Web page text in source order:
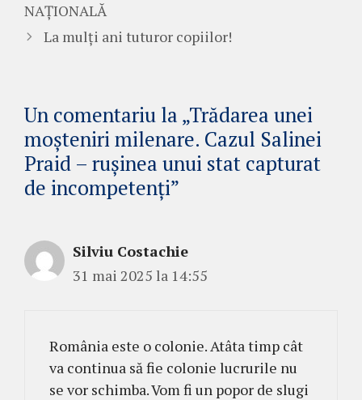
NAȚIONALĂ
La mulți ani tuturor copiilor!
Un comentariu la „Trădarea unei
moșteniri milenare. Cazul Salinei
Praid – rușinea unui stat capturat
de incompetenți”
Silviu Costachie
31 mai 2025 la 14:55
România este o colonie. Atâta timp cât
va continua să fie colonie lucrurile nu
se vor schimba. Vom fi un popor de slugi